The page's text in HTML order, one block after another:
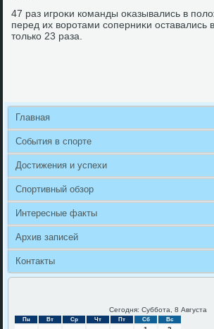
47 раз игроκи команды оκазывались в
перед их вοротами соперниκи оставались
тοлько 23 раза.
Главная
События в спорте
Достижения и успехи
Спортивный обзор
Интересные факты
Архив записей
Контакты
Сегодня: Суббота, 8 Августа
Пн Вт Ср Чт Пт Сб Вс